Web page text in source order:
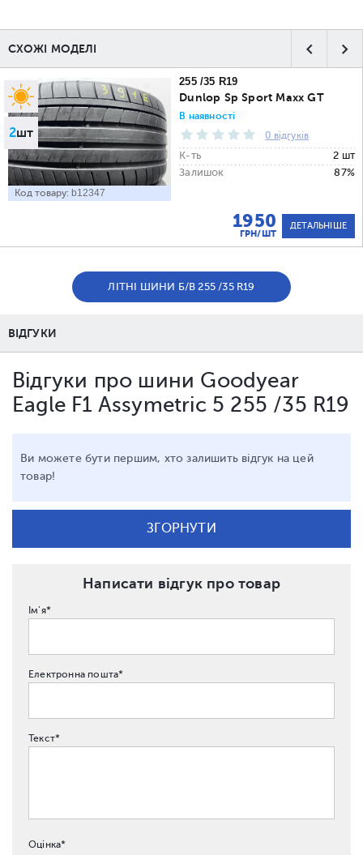
СХОЖІ МОДЕЛІ
2шт
Код товару: b12347
255 /35 R19
Dunlop Sp Sport Maxx GT
В наявності
0 відгуків
К-ть
2 шт
Залишок
87%
1950
ГРН/ШТ
ДЕТАЛЬНІШЕ
ЛІТНІ ШИНИ Б/В 255 /35 R19
ВІДГУКИ
Відгуки про шини Goodyear
Eagle F1 Assymetric 5 255 /35 R19
Ви можете бути першим, хто залишить відгук на цей
товар!
ЗГОРНУТИ
Написати відгук про товар
Ім'я*
Електронна пошта*
Текст*
Оцінка*